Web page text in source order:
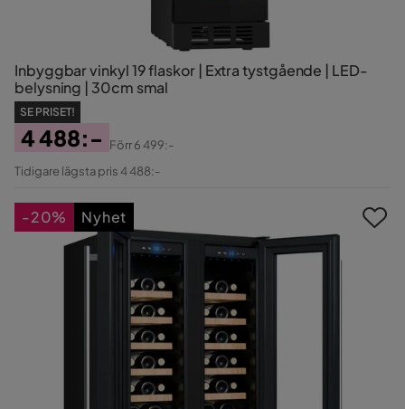
Inbyggbar vinkyl 19 flaskor | Extra tystgående | LED-
belysning | 30cm smal
SE PRISET!
Pris
4 488:-
Original
Förr6 499:-
Tidigare lägsta pris 4 488:-
-20% Nyhet